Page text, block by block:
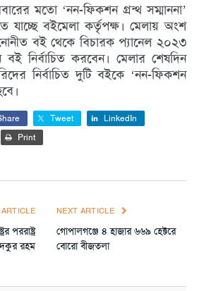
মতো ‘নন-ফিকশন গ্রন্থ সম্মাননা’
যাচ্ছে বইমেলা কর্তৃপক্ষ। মেলায় অংশ
বই থেকে বিচারক প্যানেল ২০২৩
নির্বাচিত করবেন। মেলার শেষদিন
নির্বাচিত দুটি বইকে ‘নন-ফিকশন
Tweet
LinkedIn
Print
পররাষ্ট্র
রহম
NEXT ARTICLE
গোপালগঞ্জে ৪ হাজার ৬৬৯ হেক্টরে
বোরো বীজতলা